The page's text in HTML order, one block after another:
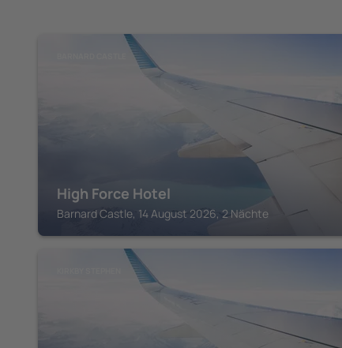
High Force Hotel
Barnard Castle, 14 August 2026, 2 Nächte